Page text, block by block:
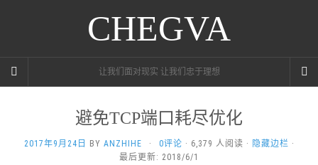
CHEGVA
让我们面对现实 让我们忠于理想
避免TCP端口耗尽优化
2017年9月24日 BY ANZHIHE · 0评论 · 6,379 人阅读 · 隐藏边栏 ·
最后更新: 2018/6/1